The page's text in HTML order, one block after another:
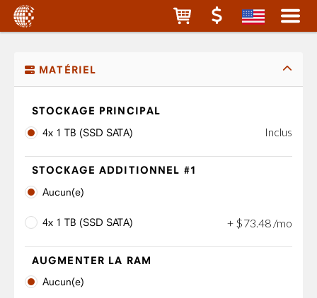
MATÉRIEL
STOCKAGE PRINCIPAL
4x 1 TB (SSD SATA)
Inclus
STOCKAGE ADDITIONNEL #1
Aucun(e)
4x 1 TB (SSD SATA) + $73 48 /mo
AUGMENTER LA RAM
Aucun(e)